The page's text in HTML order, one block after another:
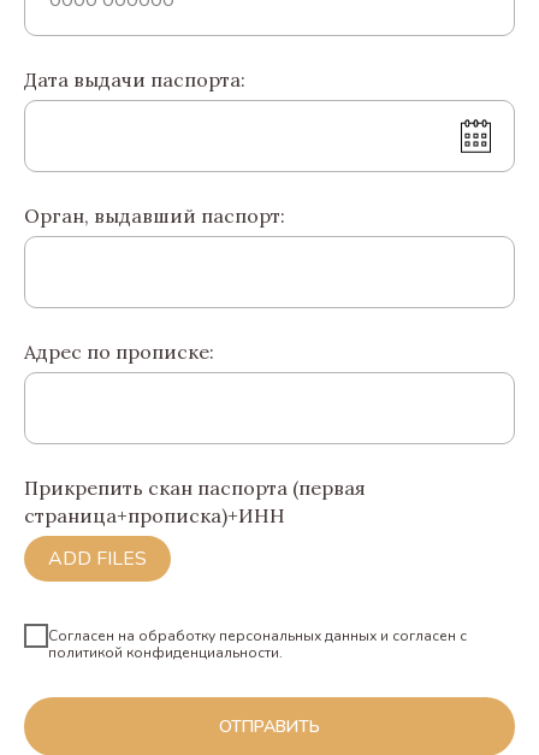
Дата выдачи паспорта:
Орган, выдавший паспорт:
Адрес по прописке:
Прикрепить скан паспорта (первая
страница+прописка)+ИНН
ADD FILES
Согласен на обработку персональных данных и согласен c
политикой конфиденциальности.
ОТПРАВИТЬ